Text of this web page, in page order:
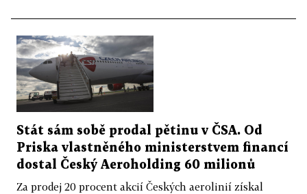
Stát sám sobě prodal pětinu v ČSA. Od
Priska vlastněného ministerstvem financí
dostal Český Aeroholding 60 milionů
Za prodej 20 procent akcií Českých aerolinií získal